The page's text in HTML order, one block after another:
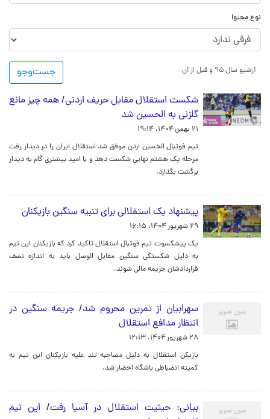
نوع محتوا
جست‌و‌جو آرشیو سال ۹۵ و قبل از آن
شکست استقلال مقابل حریف اردنی/ همه چیز مانع
گلزنی به الحسین شد
۲۱ بهمن ۱۴۰۴، ۱۹:۱۴
تیم فوتبال الحسین اردن موفق شد استقلال ایران را در دیدار رفت
مرحله یک هشتم نهایی شکست دهد و با امید بیشتری گام به دیدار
برگشت بگذارد.
پیشنهاد یک استقلالی برای تنبیه سنگین بازیکنان
۲۹ شهریور ۱۴۰۴، ۱۶:۱۵
یک پیشکسوت تیم فوتبال استقلال تاکید کرد که بازیکنان این تیم
به دلیل شکستگی سنگین مقابل الوصل باید به اندازه نصف
قراردادشان جریمه مالی شوند.
سهرابیان از تمرین محروم شد/ جریمه سنگین در
انتظار مدافع استقلال
۲۸ شهریور ۱۴۰۴، ۱۲:۱۳
بازیکن استقلال به دلیل مصاحبه تند علیه بازیکنان این تیم به
کمیته انضباطی باشگاه احضار شد.
بیانی: حیثیت استقلال در آسیا رفت/ این تیم